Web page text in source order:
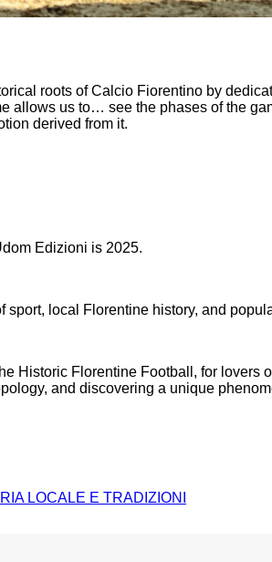
roots of Calcio Fiorentino by
allows us to… see the phases of the
derived from it.
Edizioni is 2025.
sport, local Florentine history, and
Historic Florentine Football, for
and discovering a unique
LOCALE E TRADIZIONI